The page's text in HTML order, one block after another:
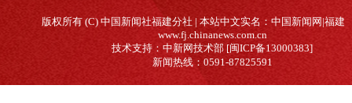
版权所有 (C) 中国新闻社福建分社 | 本站中文实名：中国新闻网|福建
www.fj.chinanews.com.cn
技术支持：中新网技术部 [闽ICP备13000383]
新闻热线：0591-87825591